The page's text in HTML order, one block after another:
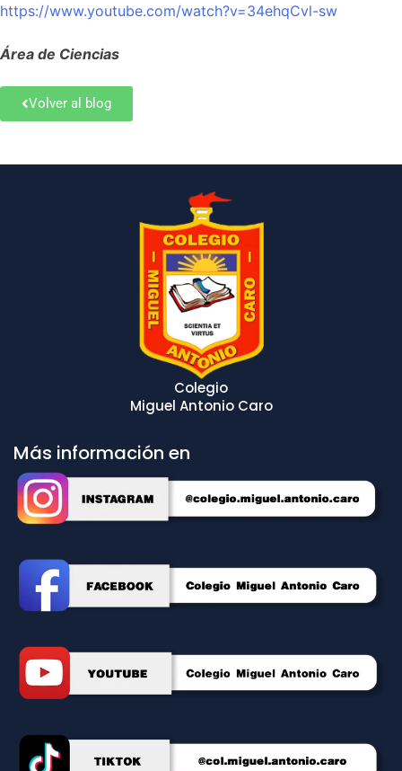
https://www.youtube.com/watch?v=34ehqCvl-sw
Área de Ciencias
Volver al blog
Colegio
Miguel Antonio Caro
Más información en